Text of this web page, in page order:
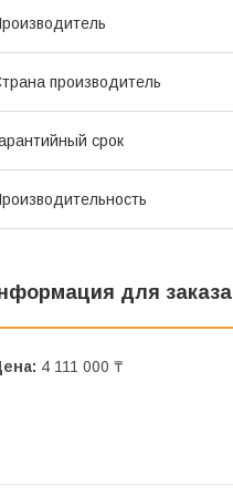
производитель
срок
для заказа
4 111 000 ₸